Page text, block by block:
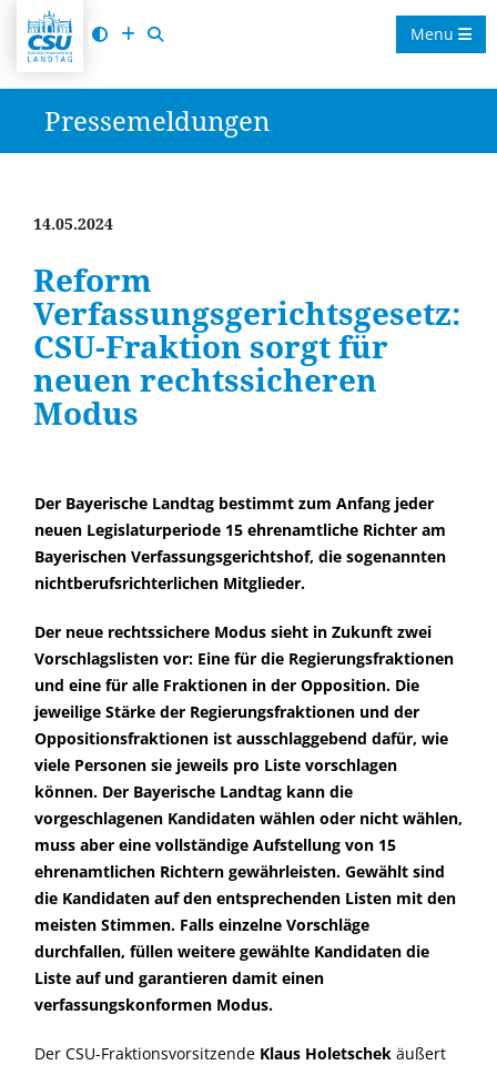
Menu
Pressemeldungen
14.05.2024
Reform
Verfassungsgerichtsgesetz:
CSU-Fraktion sorgt für
neuen rechtssicheren
Modus
Der Bayerische Landtag bestimmt zum Anfang jeder
neuen Legislaturperiode 15 ehrenamtliche Richter am
Bayerischen Verfassungsgerichtshof, die sogenannten
nichtberufsrichterlichen Mitglieder.
Der neue rechtssichere Modus sieht in Zukunft zwei
Vorschlagslisten vor: Eine für die Regierungsfraktionen
und eine für alle Fraktionen in der Opposition. Die
jeweilige Stärke der Regierungsfraktionen und der
Oppositionsfraktionen ist ausschlaggebend dafür, wie
viele Personen sie jeweils pro Liste vorschlagen
können. Der Bayerische Landtag kann die
vorgeschlagenen Kandidaten wählen oder nicht wählen,
muss aber eine vollständige Aufstellung von 15
ehrenamtlichen Richtern gewährleisten. Gewählt sind
die Kandidaten auf den entsprechenden Listen mit den
meisten Stimmen. Falls einzelne Vorschläge
durchfallen, füllen weitere gewählte Kandidaten die
Liste auf und garantieren damit einen
verfassungskonformen Modus.
Der CSU-Fraktionsvorsitzende Klaus Holetschek äußert